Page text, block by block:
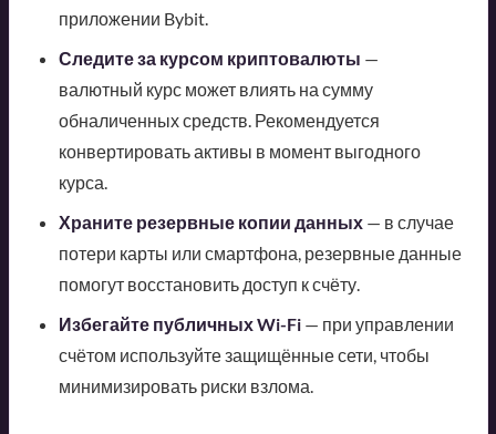
приложении Bybit.
Следите за курсом криптовалюты —
валютный курс может влиять на сумму
обналиченных средств. Рекомендуется
конвертировать активы в момент выгодного
курса.
Храните резервные копии данных— в случае
потери карты или смартфона, резервные данные
помогут восстановить доступ к счёту.
Избегайте публичных Wi-Fi— при управлении
счётом используйте защищённые сети, чтобы
минимизировать риски взлома.